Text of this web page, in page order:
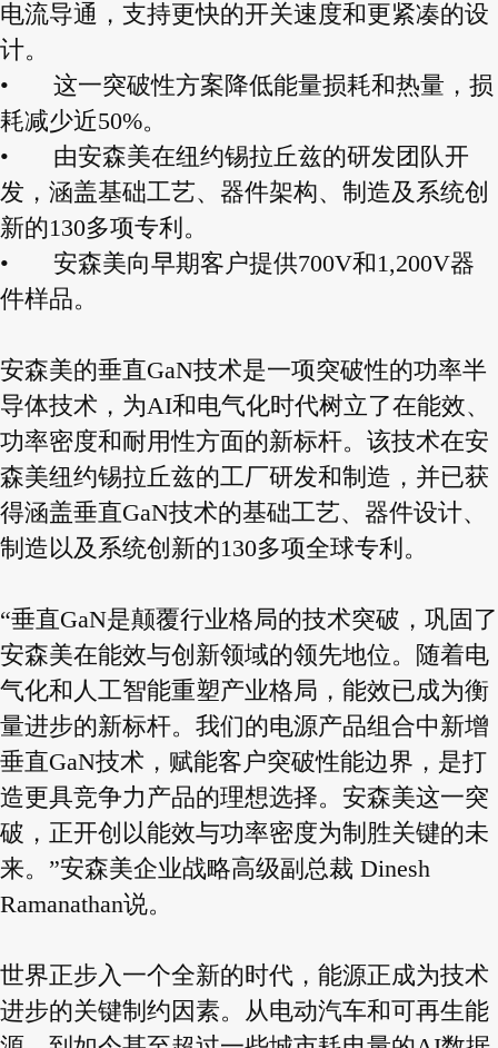
电流导通，支持更快的开关速度和更紧凑的设
计。
•
这一突破性方案降低能量损耗和热量，损
耗减少近50%。
•
由安森美在纽约锡拉丘兹的研发团队开
发，涵盖基础工艺、器件架构、制造及系统创
新的130多项专利。
•
安森美向早期客户提供700V和1,200V器
件样品。
安森美的垂直GaN技术是一项突破性的功率半
导体技术，为AI和电气化时代树立了在能效、
功率密度和耐用性方面的新标杆。该技术在安
森美纽约锡拉丘兹的工厂研发和制造，并已获
得涵盖垂直GaN技术的基础工艺、器件设计、
制造以及系统创新的130多项全球专利。
“垂直GaN是颠覆行业格局的技术突破，巩固了
安森美在能效与创新领域的领先地位。随着电
气化和人工智能重塑产业格局，能效已成为衡
量进步的新标杆。我们的电源产品组合中新增
垂直GaN技术，赋能客户突破性能边界，是打
造更具竞争力产品的理想选择。安森美这一突
破，正开创以能效与功率密度为制胜关键的未
来。”安森美企业战略高级副总裁 Dinesh
Ramanathan说。
世界正步入一个全新的时代，能源正成为技术
进步的关键制约因素。从电动汽车和可再生能